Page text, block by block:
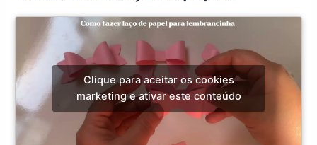
Clique para aceitar os cookies
marketing e ativar este conteúdo